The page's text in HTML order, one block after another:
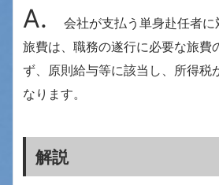
A. 会社が支払う単身赴任者に
旅費は、職務の遂行に必要な旅費
ず、原則給与等に該当し、所得税
なります。
解説